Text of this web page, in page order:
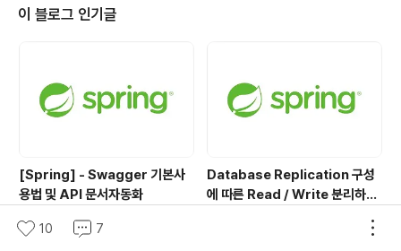
제코드와 함께 알아보자. 외부경로 생성 및 이미지추가 사
진과같이 C:\resource 디렉토리 하위에 test.JPG 라는
ndlers() 메서드를 오버라이딩 하고 아래소스를 추가하자.
해당소..
이 블로그 인기글
[Spring] - Swagger 기본사
용법 및 API 문서자동화
Database Replication 구성
에 따른 Read / Write 분리하기
10 7